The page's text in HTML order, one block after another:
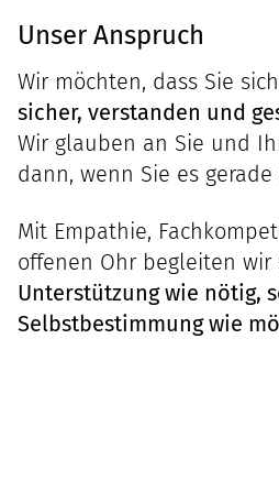
Unser Anspruch
Wir möchten, dass Sie
sicher, verstanden und
Wir glauben an Sie und
dann, wenn Sie es
Mit Empathie,
offenen Ohr begleiten wir
Unterstützung wie nötig,
Selbstbestimmung wie